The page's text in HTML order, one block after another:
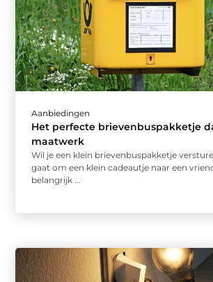
Aanbiedingen
Het perfecte brievenbuspakketje
maatwerk
Wil je een klein brievenbuspakketje
gaat om een klein cadeautje naar een
belangrijk ...